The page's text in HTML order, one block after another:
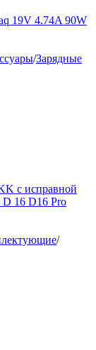
19V 4.74A 90W
/Зарядные
с исправной
D 16 D16 Pro
/